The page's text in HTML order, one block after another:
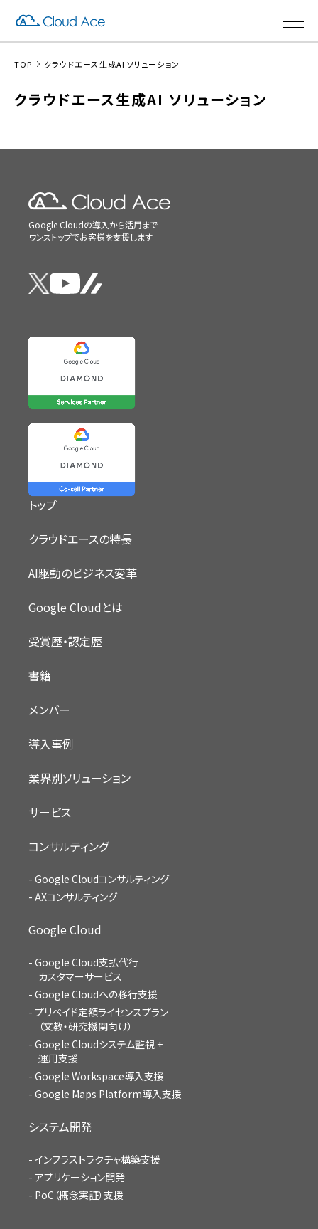
TOP クラウドエース生成AI ソリューション
クラウドエース生成AI ソリューション
Google Cloudの導入から活用まで
ワンストップでお客様を支援します
トップ
クラウドエースの特長
AI駆動のビジネス変革
Google Cloudとは
受賞歴・認定歴
書籍
メンバー
導入事例
業界別ソリューション
サービス
コンサルティング
Google Cloudコンサルティング
AXコンサルティング
Google Cloud
Google Cloud支払代行
カスタマーサービス
Google Cloudへの移行支援
プリペイド定額ライセンスプラン
（文教・研究機関向け）
Google Cloudシステム監視 +
運用支援
Google Workspace導入支援
Google Maps Platform導入支援
システム開発
インフラストラクチャ構築支援
アプリケーション開発
PoC（概念実証）支援